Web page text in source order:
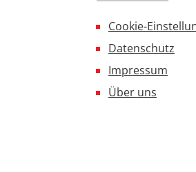
Cookie-
Datenschutz
Impressum
Über uns